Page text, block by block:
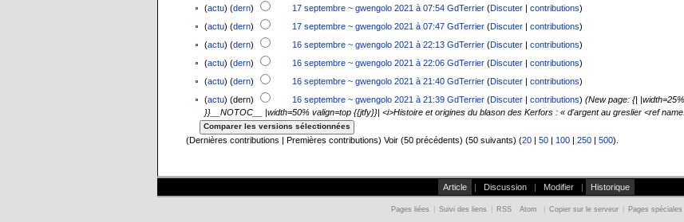
(actu) (dern) 17 septembre ~ gwengolo 2021 à 07:54 GdTerrier (Discuter | contributions)
(actu) (dern) 17 septembre ~ gwengolo 2021 à 07:47 GdTerrier (Discuter | contributions)
(actu) (dern) 16 septembre ~ gwengolo 2021 à 22:13 GdTerrier (Discuter | contributions)
(actu) (dern) 16 septembre ~ gwengolo 2021 à 22:06 GdTerrier (Discuter | contributions)
(actu) (dern) 16 septembre ~ gwengolo 2021 à 21:40 GdTerrier (Discuter contributions)
(actu) (dern) 16 septembre ~ gwengolo 2021 à 21:39 GdTerrier (Discuter contributions) (New page: {|
}}__NOTOC__ |width=50% valign=top {{jtfy}}| <i>Histoire et origines du blason des Kerfors : « d'argent au greslier <ref
(Dernières contributions | Premières contributions) Voir (50 précédents) (50 suivants) (20 | 50 | 100 | 250 | 500).
Article | Discussion | Modifier | Historique
Pages liées Suivi des liens RSS Atom Copier sur le serveur Pages spéciales